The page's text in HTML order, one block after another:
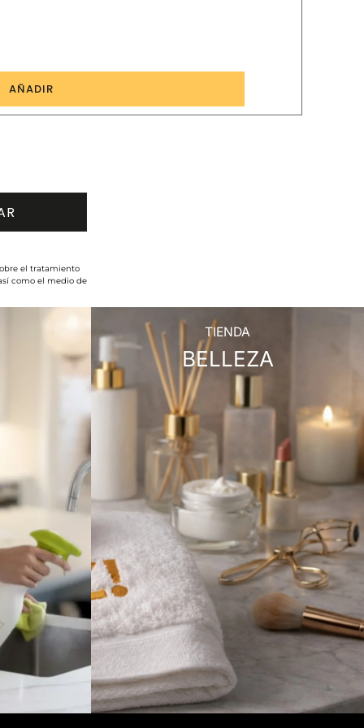
AÑADIR
el tratamiento
como el medio de
TIENDA
BELLEZA